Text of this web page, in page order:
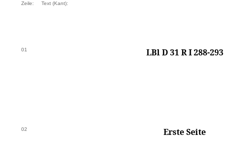
Zeile: Text (Kant):
01 LBl D 31 R I 288-293
02 Erste Seite